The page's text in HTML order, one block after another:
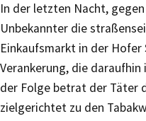
In der letzten Nacht,
Unbekannter die
Einkaufsmarkt in der
Verankerung, die
der Folge betrat der Täter
zielgerichtet zu den